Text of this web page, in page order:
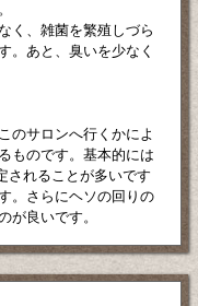
く、雑菌を繁殖しづら
。あと、臭いを少なく
のサロンへ行くかによ
ものです。基本的には
されることが多いです
。さらにヘソの回りの
が良いです。